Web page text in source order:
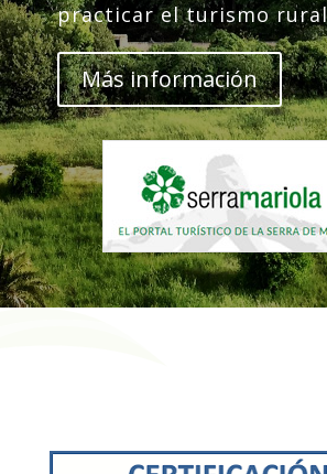
practicar el turismo
Más información